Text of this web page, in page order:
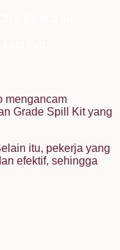
mengancam
Grade Spill Kit yang
itu, pekerja yang
efektif, sehingga